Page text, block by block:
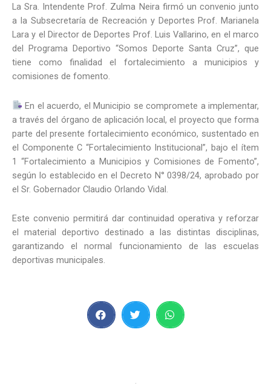
La Sra. Intendente Prof. Zulma Neira firmó un convenio junto
a la Subsecretaría de Recreación y Deportes Prof. Marianela
Lara y el Director de Deportes Prof. Luis Vallarino, en el marco
del Programa Deportivo “Somos Deporte Santa Cruz”, que
tiene como finalidad el fortalecimiento a municipios y
comisiones de fomento.
En el acuerdo, el Municipio se compromete a implementar,
a través del órgano de aplicación local, el proyecto que forma
parte del presente fortalecimiento económico, sustentado en
el Componente C “Fortalecimiento Institucional”, bajo el ítem
1 “Fortalecimiento a Municipios y Comisiones de Fomento”,
según lo establecido en el Decreto N° 0398/24, aprobado por
el Sr. Gobernador Claudio Orlando Vidal.
Este convenio permitirá dar continuidad operativa y reforzar
el material deportivo destinado a las distintas disciplinas,
garantizando el normal funcionamiento de las escuelas
deportivas municipales.